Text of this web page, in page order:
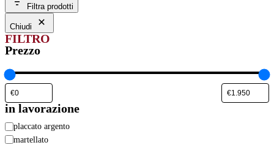
Filtra prodotti
Chiudi
FILTRO
Prezzo
in lavorazione
in
lavorazione
placcato argento
martellato